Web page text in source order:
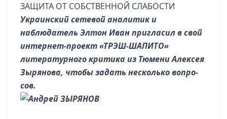
ЗАЩИТА ОТ СОБСТВЕННОЙ СЛАБОСТИ
Украинский сетевой аналитик и
наблюдатель Элтон Иван пригласил в свой
интернет-проект «ТРЭШ-ШАПИТО»
литературного критика из Тюмени Алексея
Зырянова, чтобы задать несколько во­про­
сов.